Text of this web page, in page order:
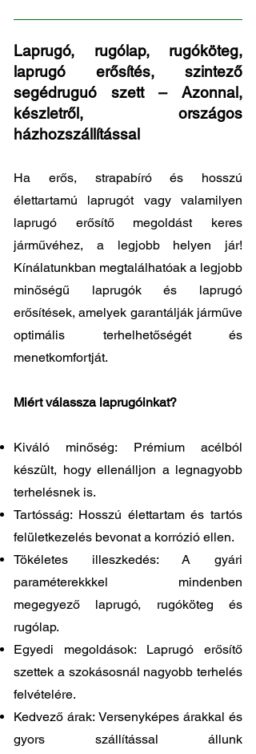
Laprugó, rugólap, rugóköteg,
laprugó erősítés, szintező
segédruguó szett – Azonnal,
készletről, országos
házhozszállítással
Ha erős, strapabíró és hosszú
élettartamú laprugót vagy valamilyen
laprugó erősítő megoldást keres
járművéhez, a legjobb helyen jár!
Kínálatunkban megtalálhatóak a legjobb
minőségű laprugók és laprugó
erősítések, amelyek garantálják járműve
optimális terhelhetőségét és
menetkomfortját.
Miért válassza laprugóinkat?
Kiváló minőség: Prémium acélból
készült, hogy ellenálljon a legnagyobb
terhelésnek is.
Tartósság: Hosszú élettartam és tartós
felületkezelés bevonat a korrózió ellen.
Tökéletes illeszkedés: A gyári
paraméterekkkel mindenben
megegyező laprugó, rugóköteg és
rugólap.
Egyedi megoldások: Laprugó erősítő
szettek a szokásosnál nagyobb terhelés
felvételére.
Kedvező árak: Versenyképes árakkal és
gyors szállítással állunk